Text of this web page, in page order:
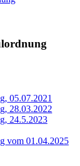
05.07.2021
28.03.2022
24.5.2023
vom 01.04.2025